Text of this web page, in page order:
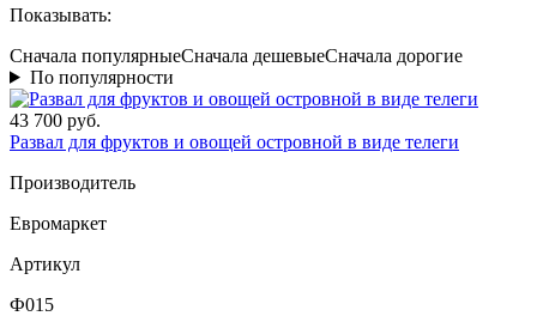
Показывать:
Сначала популярныеСначала дешевыеСначала дорогие
По популярности
43 700 руб.
Развал для фруктов и овощей островной в виде телеги
Производитель
Евромаркет
Артикул
Ф015